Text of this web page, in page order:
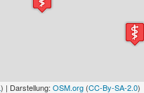
) | Darstellung: OSM.org (CC-By-SA-2.0)